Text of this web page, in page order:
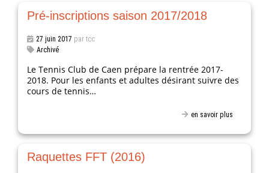
Pré-inscriptions saison 2017/2018
27 juin 2017 par tcc
Archivé
Le Tennis Club de Caen prépare la rentrée 2017-
2018. Pour les enfants et adultes désirant suivre des
cours de tennis…
en savoir plus
Raquettes FFT (2016)